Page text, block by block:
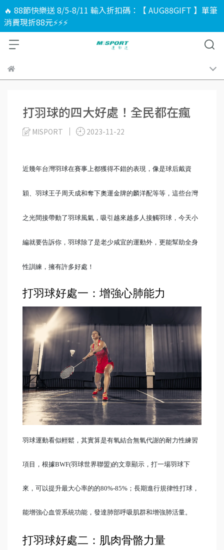
🔥 88節快樂送 8/5-8/11 輸入折扣碼：【 AUG88GIFT 】單筆
消費現折88元⚡⚡⚡
打羽球的四大好處！全民都在瘋
MISPORT 2023-11-22
近幾年台灣羽球在賽事上都獲得不錯的表現，像是球后戴資
穎、羽球王子周天成和奪下奧運金牌的麟洋配等等，這些台灣
之光間接帶動了羽球風氣，吸引越來越多人接觸羽球，今天小
編就要告訴你， 羽球除了是老少咸宜的運動外，更能幫助全身
性訓練，擁有許多好處！
打羽球好處一：增強心肺能力
羽球運動看似輕鬆，其實算是有氧結合無氧代謝的耐力性練習
項目，根據BWF(羽球世界聯盟)的文章顯示，打一場羽球下
來，可以提升最大心率的的80%-85%；長期進行規律性打球，
能增強心血管系統功能，發達肺部呼吸肌群和增強肺活量。
打羽球好處二：肌肉骨骼力量